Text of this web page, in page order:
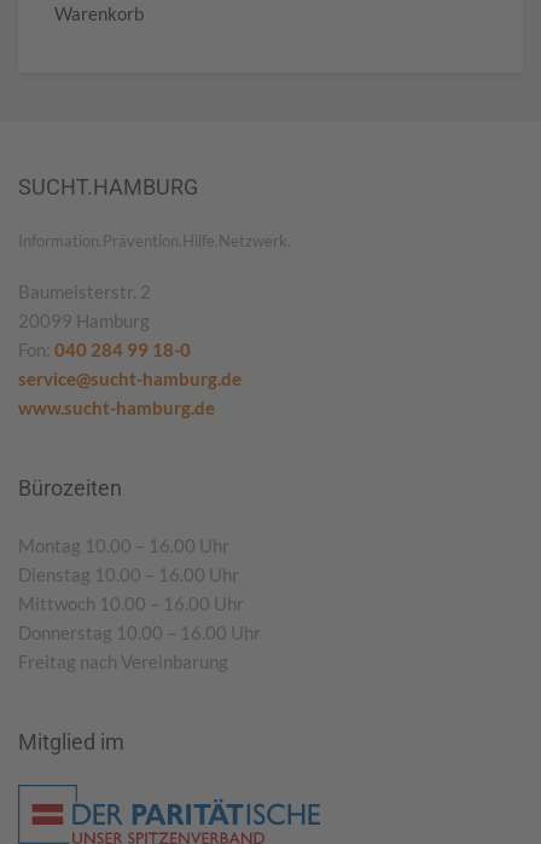
Warenkorb
SUCHT.HAMBURG
Information.Prävention.Hilfe.Netzwerk.
Baumeisterstr. 2
20099 Hamburg
Fon: 040 284 99 18-0
service@sucht-hamburg.de
www.sucht-hamburg.de
Bürozeiten
Montag 10.00 – 16.00 Uhr
Dienstag 10.00 – 16.00 Uhr
Mittwoch 10.00 – 16.00 Uhr
Donnerstag 10.00 – 16.00 Uhr
Freitag nach Vereinbarung
Mitglied im